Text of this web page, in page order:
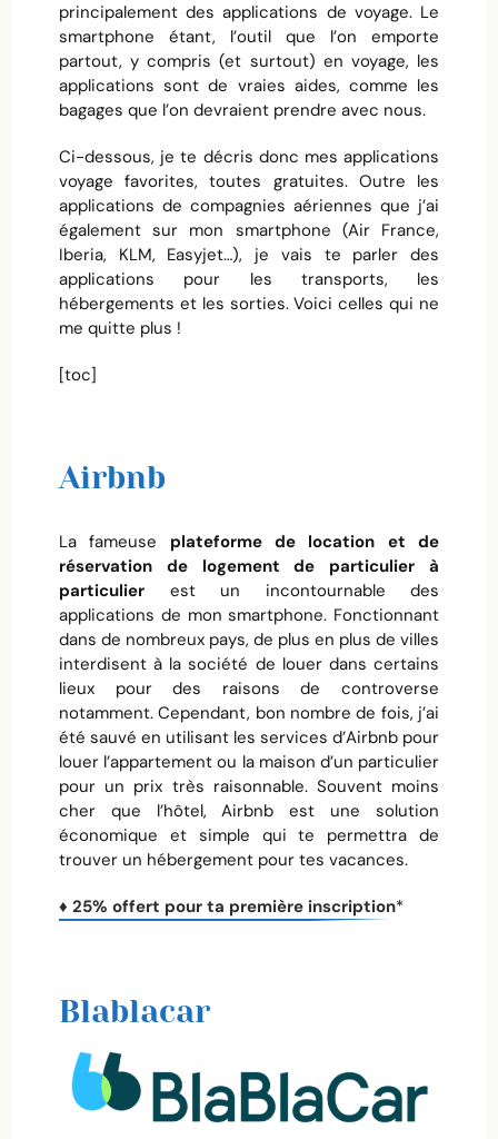
principalement des applications de voyage. Le
smartphone étant, l’outil que l’on emporte
partout, y compris (et surtout) en voyage, les
applications sont de vraies aides, comme les
bagages que l’on devraient prendre avec nous.
Ci-dessous, je te décris donc mes applications
voyage favorites, toutes gratuites. Outre les
applications de compagnies aériennes que j’ai
également sur mon smartphone (Air France,
Iberia, KLM, Easyjet…), je vais te parler des
applications pour les transports, les
hébergements et les sorties. Voici celles qui ne
me quitte plus !
[toc]
Airbnb
La fameuse plateforme de location et de
réservation de logement de particulier à
particulier est un incontournable des
applications de mon smartphone. Fonctionnant
dans de nombreux pays, de plus en plus de villes
interdisent à la société de louer dans certains
lieux pour des raisons de controverse
notamment. Cependant, bon nombre de fois, j’ai
été sauvé en utilisant les services d’Airbnb pour
louer l’appartement ou la maison d’un particulier
pour un prix très raisonnable. Souvent moins
cher que l’hôtel, Airbnb est une solution
économique et simple qui te permettra de
trouver un hébergement pour tes vacances.
♦ 25% offert pour ta première inscription*
Blablacar